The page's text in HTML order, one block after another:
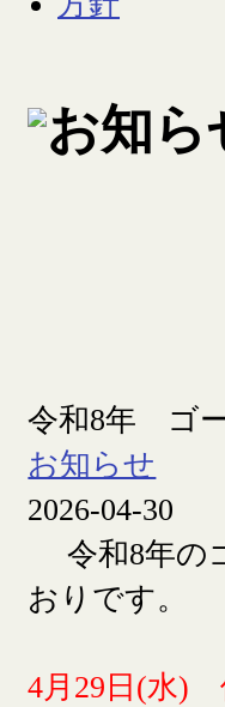
令和8年 ゴ
お知らせ
2026-04-30
令和8年の
おりです。
4月29日(水)